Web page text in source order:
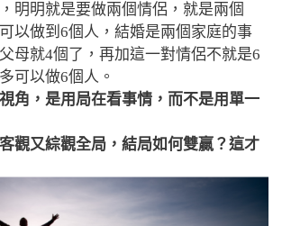
明明就是要做兩個情侶，就是兩個
以做到6個人，結婚是兩個家庭的事
母就4個了，再加這一對情侶不就是6
可以做6個人。
角，是用局在看事情，而不是用單一
觀又綜觀全局，結局如何雙贏？這才